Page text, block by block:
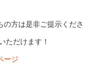
の方は是非ご提示くださ
ただけます！
ージ